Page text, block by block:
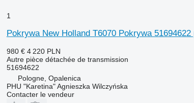
1
Pokrywa New Holland T6070 Pokrywa
980 € 4 220 PLN
Autre pièce détachée de transmission
51694622
Pologne, Opalenica
PHU "Karetina" Agnieszka Wilczyńska
Contacter le vendeur